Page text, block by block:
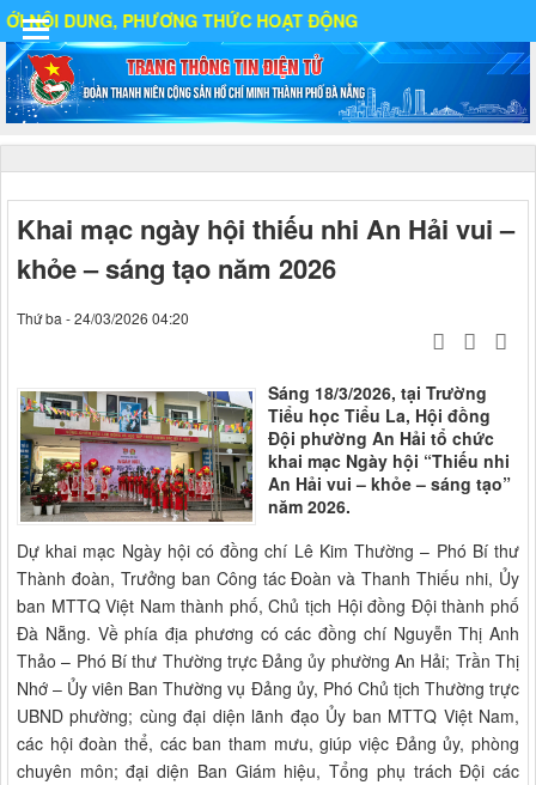
PHƯƠNG THỨC HOẠT ĐỘNG
Khai mạc ngày hội thiếu nhi An Hải vui –
khỏe – sáng tạo năm 2026
Thứ ba - 24/03/2026 04:20
Sáng 18/3/2026, tại Trường
Tiểu học Tiểu La, Hội đồng
Đội phường An Hải tổ chức
khai mạc Ngày hội “Thiếu nhi
An Hải vui – khỏe – sáng tạo”
năm 2026.
Dự khai mạc Ngày hội có đồng chí Lê Kim Thường – Phó Bí thư
Thành đoàn, Trưởng ban Công tác Đoàn và Thanh Thiếu nhi, Ủy
ban MTTQ Việt Nam thành phố, Chủ tịch Hội đồng Đội thành phố
Đà Nẵng. Về phía địa phương có các đồng chí Nguyễn Thị Anh
Thảo – Phó Bí thư Thường trực Đảng ủy phường An Hải; Trần Thị
Nhớ – Ủy viên Ban Thường vụ Đảng ủy, Phó Chủ tịch Thường trực
UBND phường; cùng đại diện lãnh đạo Ủy ban MTTQ Việt Nam,
các hội đoàn thể, các ban tham mưu, giúp việc Đảng ủy, phòng
chuyên môn; đại diện Ban Giám hiệu, Tổng phụ trách Đội các